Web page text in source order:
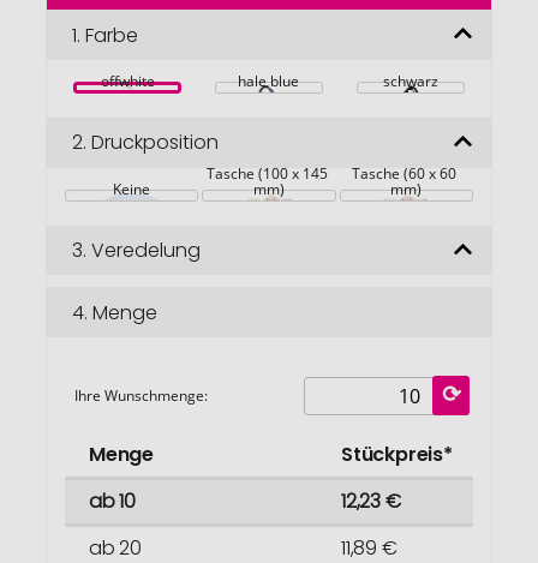
Bildgalerie
1. Farbe
offwhite hale blue schwarz
2. Druckposition
Keine
Tasche (100 x 145
mm)
Tasche (60 x 60
mm)
3. Veredelung
4. Menge
Ihre Wunschmenge:
Menge
Stückpreis*
ab 10
12,23 €
ab 20
11,89 €